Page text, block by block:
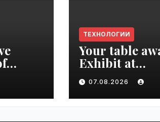
tech
ТЕХНОЛОГИИ
Your table
Exhibit at
TechCrunch
2026 to be
thousands |
07.08.2026